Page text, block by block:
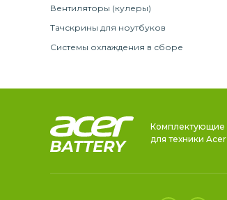
Вентиляторы (кулеры)
Тачскрины для ноутбуков
Системы охлаждения в сборе
Комплектующие
для техники Acer